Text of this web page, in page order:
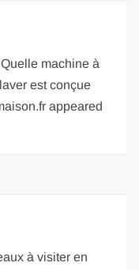
machine à
est conçue
appeared
à visiter en